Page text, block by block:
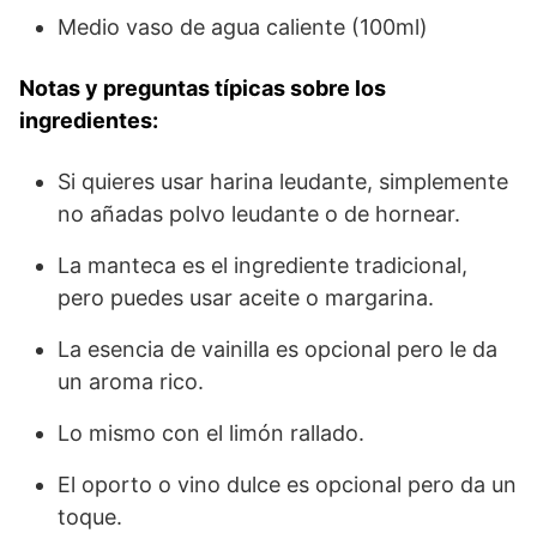
Medio vaso de agua caliente (100ml)
Notas y preguntas típicas sobre los
ingredientes:
Si quieres usar harina leudante, simplemente
no añadas polvo leudante o de hornear.
La manteca es el ingrediente tradicional,
pero puedes usar aceite o margarina.
La esencia de vainilla es opcional pero le da
un aroma rico.
Lo mismo con el limón rallado.
El oporto o vino dulce es opcional pero da un
toque.